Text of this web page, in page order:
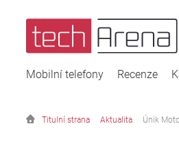
Mobilní telefony Recenze
Titulní strana Aktualita Únik